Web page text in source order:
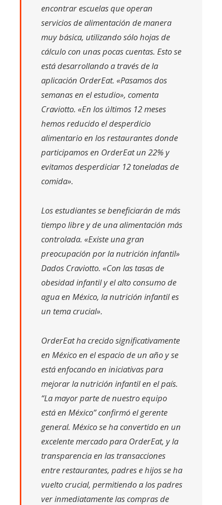
encontrar escuelas que operan
servicios de alimentación de manera
muy básica, utilizando sólo hojas de
cálculo con unas pocas cuentas. Esto se
está desarrollando a través de la
aplicación OrderEat. «Pasamos dos
semanas en el estudio», comenta
Craviotto. «En los últimos 12 meses
hemos reducido el desperdicio
alimentario en los restaurantes donde
participamos en OrderEat un 22% y
evitamos desperdiciar 12 toneladas de
comida».
Los estudiantes se beneficiarán de más
tiempo libre y de una alimentación más
controlada. «Existe una gran
preocupación por la nutrición infantil»
Dados Craviotto. «Con las tasas de
obesidad infantil y el alto consumo de
agua en México, la nutrición infantil es
un tema crucial».
OrderEat ha crecido significativamente
en México en el espacio de un año y se
está enfocando en iniciativas para
mejorar la nutrición infantil en el país.
“La mayor parte de nuestro equipo
está en México”confirmó el gerente
general. México se ha convertido en un
excelente mercado para OrderEat, y la
transparencia en las transacciones
entre restaurantes, padres e hijos se ha
vuelto crucial, permitiendo a los padres
ver inmediatamente las compras de